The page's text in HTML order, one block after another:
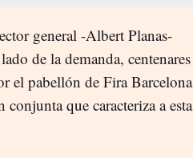
general -Albert Planas-
de la demanda, centenares
el pabellón de Fira Barcelona
que caracteriza a esta